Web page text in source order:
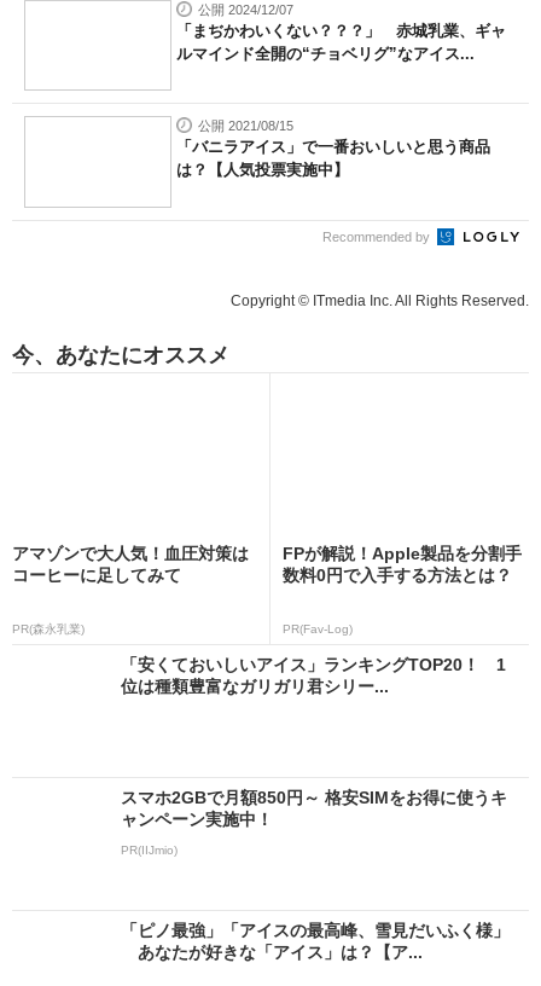
公開 2024/12/07
「まぢかわいくない？？？」 赤城乳業、ギャ
ルマインド全開の“チョベリグ”なアイス...
公開 2021/08/15
「バニラアイス」で一番おいしいと思う商品
は？【人気投票実施中】
Recommended by
Copyright © ITmedia Inc. All Rights Reserved.
今、あなたにオススメ
アマゾンで大人気！血圧対策は
コーヒーに足してみて
PR(森永乳業)
FPが解説！Apple製品を分割手
数料0円で入手する方法とは？
PR(Fav-Log)
「安くておいしいアイス」ランキングTOP20！ 1
位は種類豊富なガリガリ君シリー...
スマホ2GBで月額850円～ 格安SIMをお得に使うキ
ャンペーン実施中！
PR(IIJmio)
「ピノ最強」「アイスの最高峰、雪見だいふく様」
あなたが好きな「アイス」は？【ア...